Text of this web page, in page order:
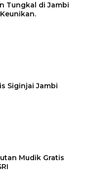
Tungkal di Jambi
Siginjai Jambi
Mudik Gratis